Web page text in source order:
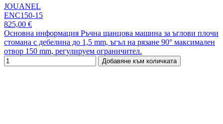
JOUANEL
ENC150-15
825,00 €
Основна информация Ръчна щанцова машина за ъглови плочи
стомана с дебелина до 1,5 mm, ъгъл на рязане 90° максимален
отвор 150 mm, регулируем ограничител.
Добавяне към количката